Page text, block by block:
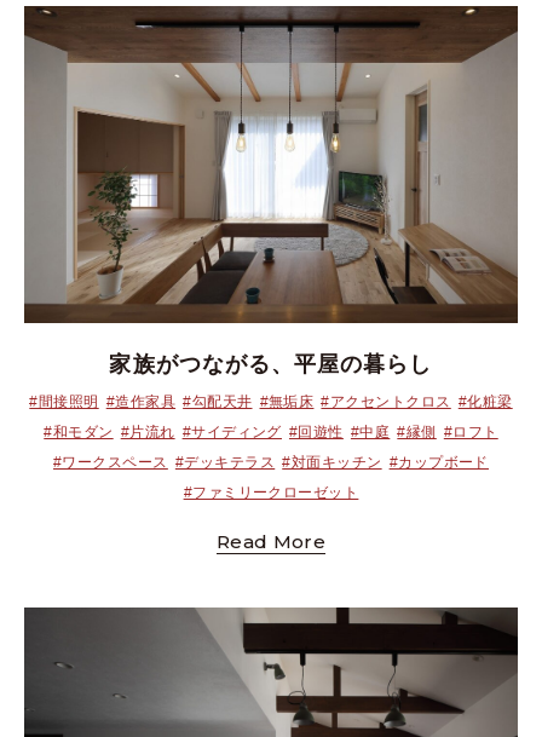
家族がつながる、平屋の暮らし
#間接照明 #造作家具 #勾配天井 #無垢床 #アクセントクロス
#化粧梁
#和モダン #片流れ #サイディング #回遊性 #中庭 #縁側 #ロフト
#ワークスペース
#デッキテラス #対面キッチン #カップボード
#ファミリークローゼット
Read More